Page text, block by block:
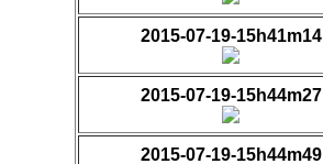
2015-07-19-15h41m14
2015-07-19-15h44m27
2015-07-19-15h44m49